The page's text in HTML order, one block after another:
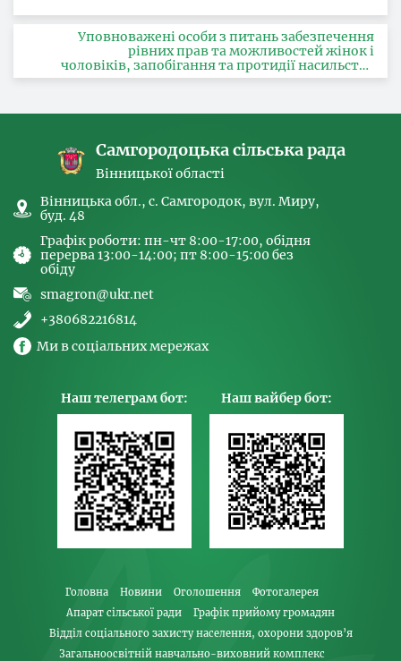
Уповноважені особи з питань забезпечення
рівних прав та можливостей жінок і
чоловіків, запобігання та протидії насильству
за ознакою статі, з питань здійснення заходів,
Самгородоцька сільська рада
Вінницької області
Вінницька обл., с. Самгородок, вул. Миру,
буд. 48
Графік роботи: пн-чт 8:00-17:00, обідня
перерва 13:00-14:00; пт 8:00-15:00 без
обіду
smagron@ukr.net
+380682216814
Ми в соціальних мережах
Наш телеграм бот: Наш вайбер бот:
Головна Новини Оголошення
Фотогалерея
Апарат сільської ради
Графік прийому громадян
Відділ соціального захисту населення, охорони здоров’я
Загальноосвітній навчально-виховний комплекс